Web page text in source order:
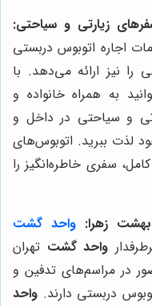
زیارتی و سیاحتی:
اجاره اتوبوس دربستی
را نیز ارائه می‌دهد. با
به همراه خانواده و
و سیاحتی در داخل و
لذت ببرید. اتوبوس‌های
سفری خاطره‌انگیز را
زهرا: واحد گشت
واحد گشت تهران
در مراسم‌های تدفین و
دربستی دارند. واحد